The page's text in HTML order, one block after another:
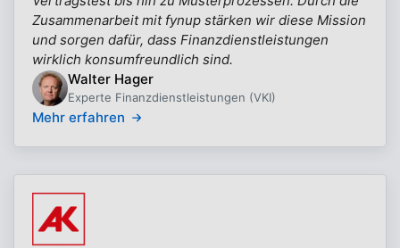
Zusammenarbeit mit fynup stärken wir diese Mission
und sorgen dafür, dass Finanzdienstleistungen
wirklich konsumfreundlich sind.
Walter Hager
Experte Finanzdienstleistungen (VKI)
Mehr erfahren